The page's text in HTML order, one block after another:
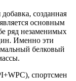
созданная
основным
ряд незаменимых
Именно эти
белковый
спортсмен